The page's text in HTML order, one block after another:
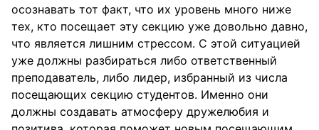
осознавать тот факт, что их уровень много ниже
тех, кто посещает эту секцию уже довольно давно,
что является лишним стрессом. С этой ситуацией
уже должны разбираться либо ответственный
преподаватель, либо лидер, избранный из числа
посещающих секцию студентов. Именно они
должны создавать атмосферу дружелюбия и